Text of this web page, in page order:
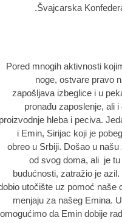
Švajcarska
.
Pored mnogih aktivnosti
noge, ostvare pravo
zapošljava izbeglice i u
pronađu zaposlenje, ali
proizvodnje hleba i peciva.
i Emin, Sirijac koji je
obreo u Srbiji. Došao u
od svog doma, ali je
budućnosti, zatražio je
utočište uz pomoć naše
menjaju za našeg Emina.
omogućimo da Emin dobije